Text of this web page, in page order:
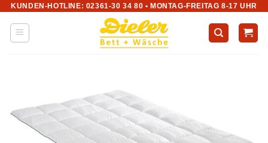
Zum
Inhalt
springen
KUNDEN-HOTLINE: 02361-30 34 80 • MONTAG-FREITAG 8-17 UHR